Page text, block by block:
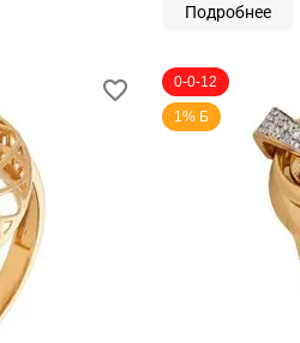
Подробнее
0-0-12
1% Б